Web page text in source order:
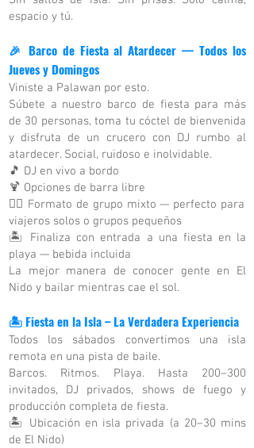
espacio y tú.
🎉 Barco de Fiesta al Atardecer — Todos los
Jueves y Domingos
Viniste a Palawan por esto.
Súbete a nuestro barco de fiesta para más
de 30 personas, toma tu cóctel de bienvenida
y disfruta de un crucero con DJ rumbo al
atardecer. Social, ruidoso e inolvidable.
🎵 DJ en vivo a bordo
🍹 Opciones de barra libre
👯‍♀️ Formato de grupo mixto — perfecto para
viajeros solos o grupos pequeños
🏝 Finaliza con entrada a una fiesta en la
playa — bebida incluida
La mejor manera de conocer gente en El
Nido y bailar mientras cae el sol.
🏝 Fiesta en la Isla – La Verdadera Experiencia
Todos los sábados convertimos una isla
remota en una pista de baile.
Barcos. Ritmos. Playa. Hasta 200–300
invitados, DJ privados, shows de fuego y
producción completa de fiesta.
🏝 Ubicación en isla privada (a 20–30 mins
de El Nido)